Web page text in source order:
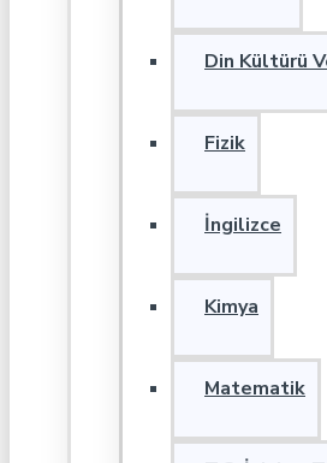
Din Kültürü
Fizik
İngilizce
Kimya
Matematik